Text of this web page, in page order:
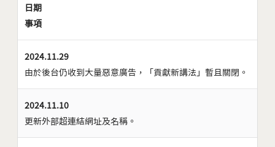
日期
事項
2024.11.29
由於後台仍收到大量惡意廣告，「貢獻新講法」暫且關閉。
2024.11.10
更新外部超連結網址及名稱。